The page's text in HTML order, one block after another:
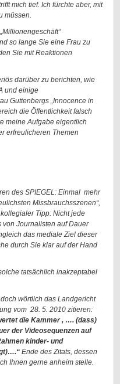
mich tief. Ich fürchte aber, mit
müssen.
so lange Sie eine Frau zu
Sie mit Reaktionen
darüber zu berichten, wie
und einige
Guttenbergs „Innocence in
die Öffentlichkeit falsch
meine Aufgabe eigentlich
erfreulicheren Themen
des SPIEGEL: Einmal mehr
Missbrauchsszenen“,
Tipp: Nicht jede
von Journalisten auf Dauer
das mediale Ziel dieser
durch Sie klar auf der Hand
tatsächlich inakzeptabel
wörtlich das Landgericht
vom 28. 5. 2010 zitieren:
die Kammer , …. (dass)
der Videosequenzen auf
kinder- und
Ende des Zitats, dessen
Ihnen gerne anheim stelle.